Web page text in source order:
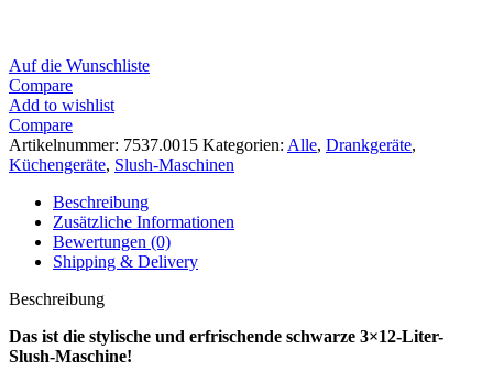
Auf die Wunschliste
Compare
Add to wishlist
Compare
Artikelnummer: 7537.0015 Kategorien: Alle, Drankgeräte,
Küchengeräte, Slush-Maschinen
Beschreibung
Zusätzliche Informationen
Bewertungen (0)
Shipping & Delivery
Beschreibung
Das ist die stylische und erfrischende schwarze 3×12-Liter-
Slush-Maschine!